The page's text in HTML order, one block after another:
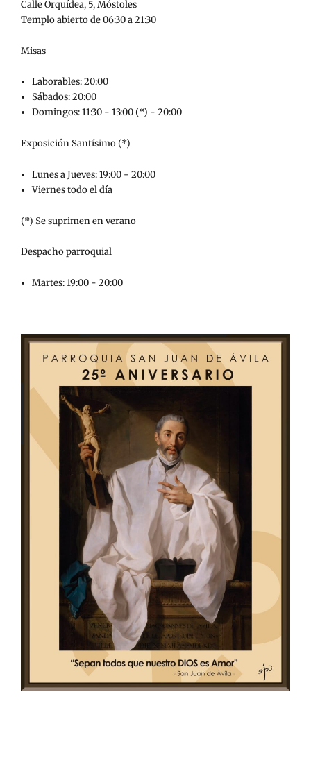
Calle Orquídea, 5, Móstoles
Templo abierto de 06:30 a 21:30
Misas
Laborables: 20:00
Sábados: 20:00
Domingos: 11:30 - 13:00 (*) - 20:00
Exposición Santísimo (*)
Lunes a Jueves: 19:00 - 20:00
Viernes todo el día
(*) Se suprimen en verano
Despacho parroquial
Martes: 19:00 - 20:00